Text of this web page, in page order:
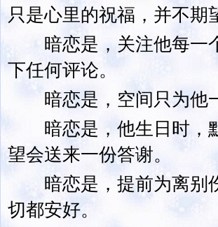
只是心里的祝福，并不期
暗恋是，关注他每一
下任何评论。
暗恋是，空间只为他
暗恋是，他生日时，
望会送来一份答谢。
暗恋是，提前为离别
切都安好。